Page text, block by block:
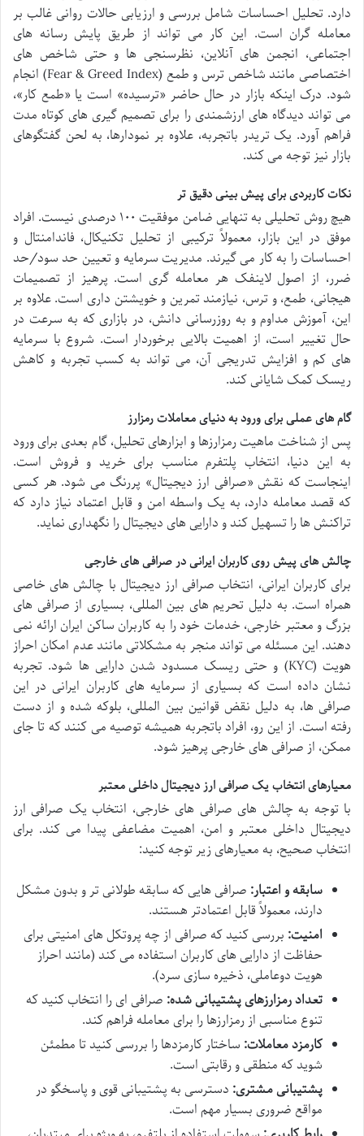
دارد. تحلیل احساسات شامل بررسی و ارزیابی حالات روانی غالب بر
معامله گران است. این کار می تواند از طریق پایش رسانه های
اجتماعی، انجمن های آنلاین، نظرسنجی ها و حتی شاخص های
اختصاصی مانند شاخص ترس و طمع (Fear & Greed Index) انجام
شود. درک اینکه بازار در حال حاضر «ترسیده» است یا «طمع کار»،
می تواند دیدگاه های ارزشمندی را برای تصمیم گیری های کوتاه مدت
فراهم آورد. یک تریدر باتجربه، علاوه بر نمودارها، به لحن گفتگوهای
بازار نیز توجه می کند.
نکات کاربردی برای پیش بینی دقیق تر
هیچ روش تحلیلی به تنهایی ضامن موفقیت ۱۰۰ درصدی نیست. افراد
موفق در این بازار، معمولاً ترکیبی از تحلیل تکنیکال، فاندامنتال و
احساسات را به کار می گیرند. مدیریت سرمایه و تعیین حد سود/حد
ضرر، از اصول لاینفک هر معامله گری است. پرهیز از تصمیمات
هیجانی، طمع، و ترس، نیازمند تمرین و خویشتن داری است. علاوه بر
این، آموزش مداوم و به روزرسانی دانش، در بازاری که به سرعت در
حال تغییر است، از اهمیت بالایی برخوردار است. شروع با سرمایه
های کم و افزایش تدریجی آن، می تواند به کسب تجربه و کاهش
ریسک کمک شایانی کند.
گام های عملی برای ورود به دنیای معاملات رمزارز
پس از شناخت ماهیت رمزارزها و ابزارهای تحلیل، گام بعدی برای ورود
به این دنیا، انتخاب پلتفرم مناسب برای خرید و فروش است.
اینجاست که نقش «صرافی ارز دیجیتال» پررنگ می شود. هر کسی
که قصد معامله دارد، به یک واسطه امن و قابل اعتماد نیاز دارد که
تراکنش ها را تسهیل کند و دارایی های دیجیتال را نگهداری نماید.
چالش های پیش روی کاربران ایرانی در صرافی های خارجی
برای کاربران ایرانی، انتخاب صرافی ارز دیجیتال با چالش های خاصی
همراه است. به دلیل تحریم های بین المللی، بسیاری از صرافی های
بزرگ و معتبر خارجی، خدمات خود را به کاربران ساکن ایران ارائه نمی
دهند. این مسئله می تواند منجر به مشکلاتی مانند عدم امکان احراز
هویت (KYC) و حتی ریسک مسدود شدن دارایی ها شود. تجربه
نشان داده است که بسیاری از سرمایه های کاربران ایرانی در این
صرافی ها، به دلیل نقض قوانین بین المللی، بلوکه شده و از دست
رفته است. از این رو، افراد باتجربه همیشه توصیه می کنند که تا جای
ممکن، از صرافی های خارجی پرهیز شود.
معیارهای انتخاب یک صرافی ارز دیجیتال داخلی معتبر
با توجه به چالش های صرافی های خارجی، انتخاب یک صرافی ارز
دیجیتال داخلی معتبر و امن، اهمیت مضاعفی پیدا می کند. برای
انتخاب صحیح، به معیارهای زیر توجه کنید:
سابقه و اعتبار: صرافی هایی که سابقه طولانی تر و بدون مشکل
دارند، معمولاً قابل اعتمادتر هستند.
امنیت: بررسی کنید که صرافی از چه پروتکل های امنیتی برای
حفاظت از دارایی های کاربران استفاده می کند (مانند احراز
هویت دوعاملی، ذخیره سازی سرد).
تعداد رمزارزهای پشتیبانی شده: صرافی ای را انتخاب کنید که
تنوع مناسبی از رمزارزها را برای معامله فراهم کند.
کارمزد معاملات: ساختار کارمزدها را بررسی کنید تا مطمئن
شوید که منطقی و رقابتی است.
پشتیبانی مشتری: دسترسی به پشتیبانی قوی و پاسخگو در
مواقع ضروری بسیار مهم است.